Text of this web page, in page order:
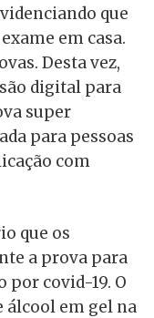
que
em casa.
Desta vez,
digital para
super
para pessoas
com
que os
a prova para
por covid-19. O
álcool em gel na